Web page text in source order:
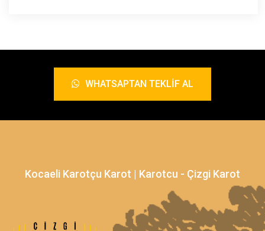
WHATSAPTAN TEKLIF AL
Kocaeli Karotçu Karot | Karotcu - Çizgi Karot